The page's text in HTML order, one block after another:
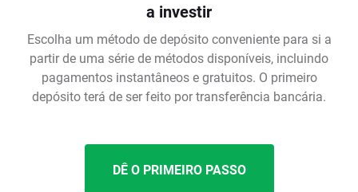
a investir
Escolha um método de depósito conveniente para si a
partir de uma série de métodos disponíveis, incluindo
pagamentos instantâneos e gratuitos. O primeiro
depósito terá de ser feito por transferência bancária.
DÊ O PRIMEIRO PASSO